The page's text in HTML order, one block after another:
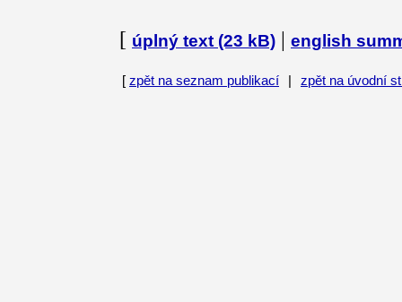
[ úplný text (23 kB) | english
[ zpět na seznam publikací | zpět na úvodní